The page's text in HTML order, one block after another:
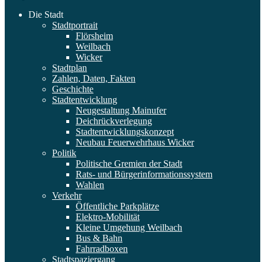
Die Stadt
Stadtportrait
Flörsheim
Weilbach
Wicker
Stadtplan
Zahlen, Daten, Fakten
Geschichte
Stadtentwicklung
Neugestaltung Mainufer
Deichrückverlegung
Stadtentwicklungskonzept
Neubau Feuerwehrhaus Wicker
Politik
Politische Gremien der Stadt
Rats- und Bürgerinformationssystem
Wahlen
Verkehr
Öffentliche Parkplätze
Elektro-Mobilität
Kleine Umgehung Weilbach
Bus & Bahn
Fahrradboxen
Stadtspaziergang